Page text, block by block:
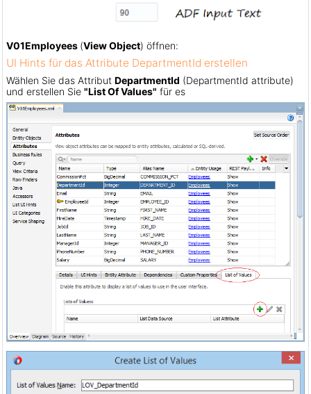
V01Employees (View Object) öffnen:
UI Hints für das Attribute DepartmentId erstellen
Wählen Sie das Attribut DepartmentId (DepartmentId attribute)
und erstellen Sie "List Of Values" für es